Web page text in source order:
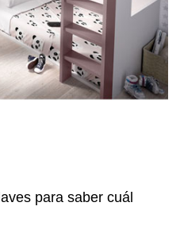
para saber cuál